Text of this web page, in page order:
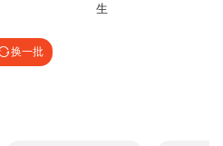
生
换一批